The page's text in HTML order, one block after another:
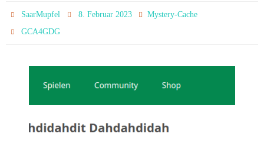
SaarMupfel 8. Februar 2023
Mystery-Cache
GCA4GDG